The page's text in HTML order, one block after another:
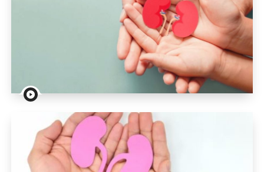
Mit einer Nierenerkrankung leben: Unterstützung